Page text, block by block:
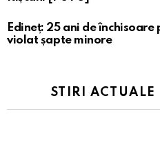
Edineț: 25 ani de
violat șapte minore
STIRI ACTUALE